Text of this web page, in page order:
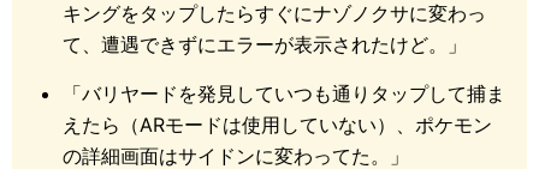
キングをタップしたらすぐにナゾノクサに変わっ
て、遭遇できずにエラーが表示されたけど。」
「バリヤードを発見していつも通りタップして捕ま
えたら（ARモードは使用していない）、ポケモン
の詳細画面はサイドンに変わってた。」